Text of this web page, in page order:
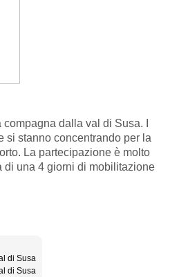
dalla val di Susa. I
si stanno concentrando per la
La partecipazione è molto
di una 4 giorni di mobilitazione
di Susa
di Susa